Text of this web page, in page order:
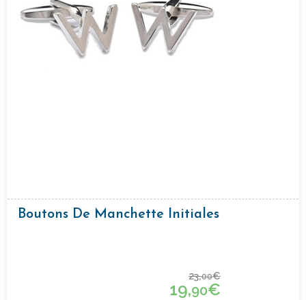
Boutons De Manchette Initiales
23,00€
19,90€